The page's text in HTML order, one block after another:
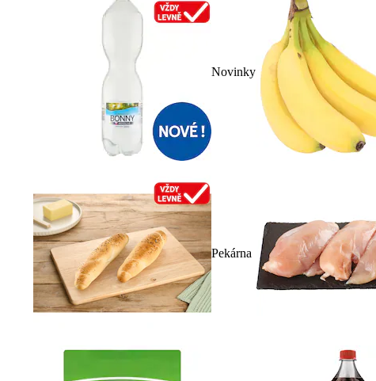
Novinky
Pekárna